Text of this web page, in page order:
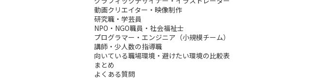
動画クリエイター・映像制作
研究職・学芸員
NPO・NGO職員・社会福祉士
プログラマー・エンジニア（小規模チーム）
講師・少人数の指導職
向いている職場環境・避けたい環境の比較表
まとめ
よくある質問